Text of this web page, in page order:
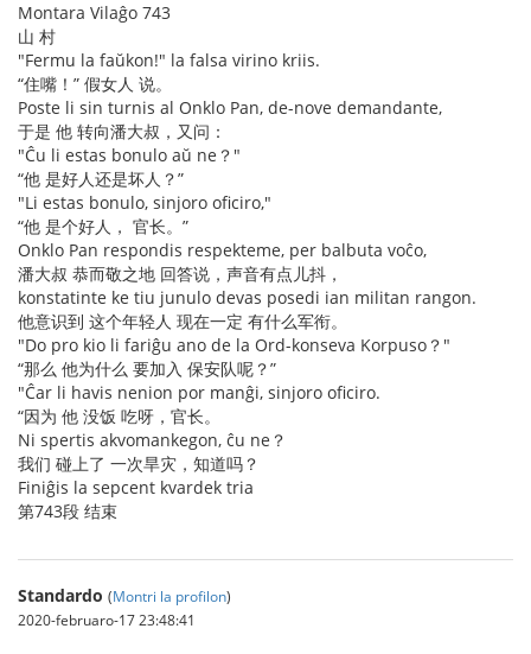
Montara Vilaĝo 743
山 村
"Fermu la faŭkon!" la falsa virino kriis.
“住嘴！” 假女人 说。
Poste li sin turnis al Onklo Pan, de-nove demandante,
于是 他 转向潘大叔，又问：
"Ĉu li estas bonulo aŭ ne？"
“他 是好人还是坏人？”
"Li estas bonulo, sinjoro oficiro,"
“他 是个好人， 官长。”
Onklo Pan respondis respekteme, per balbuta voĉo,
潘大叔 恭而敬之地 回答说，声音有点儿抖，
konstatinte ke tiu junulo devas posedi ian militan rangon.
他意识到 这个年轻人 现在一定 有什么军衔。
"Do pro kio li fariĝu ano de la Ord-konseva Korpuso？"
“那么 他为什么 要加入 保安队呢？”
"Ĉar li havis nenion por manĝi, sinjoro oficiro.
“因为 他 没饭 吃呀，官长。
Ni spertis akvomankegon, ĉu ne？
我们 碰上了 一次旱灾，知道吗？
Finiĝis la sepcent kvardek tria
第743段 结束
Standardo (Montri la profilon)
2020-februaro-17 23:48:41